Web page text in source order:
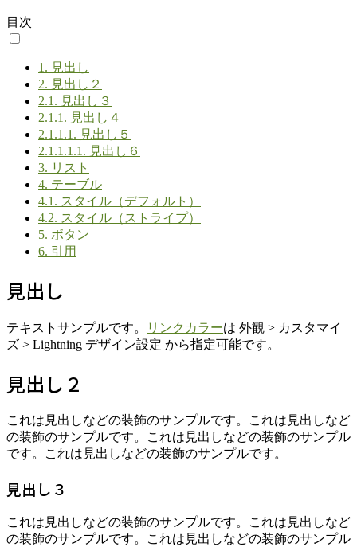
目次
1. 見出し
2. 見出し２
2.1. 見出し３
2.1.1. 見出し４
2.1.1.1. 見出し５
2.1.1.1.1. 見出し６
3. リスト
4. テーブル
4.1. スタイル（デフォルト）
4.2. スタイル（ストライプ）
5. ボタン
6. 引用
見出し
テキストサンプルです。 リンクカラーは 外観 > カスタマイ
ズ > Lightning デザイン設定 から指定可能です。
見出し２
これは見出しなどの装飾のサンプルです。これは見出しなど
の装飾のサンプルです。これは見出しなどの装飾のサンプル
です。これは見出しなどの装飾のサンプルです。
見出し３
これは見出しなどの装飾のサンプルです。これは見出しなど
の装飾のサンプルです。これは見出しなどの装飾のサンプル